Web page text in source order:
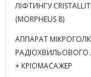
ЛІФТИНГУ
(MORPHEUS 8)
АППАРАТ
РАДІОХВИЛЬОВОГО
+ КРІОМАСАЖЕР